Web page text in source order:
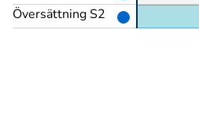
Översättning S2